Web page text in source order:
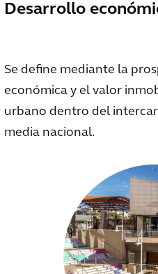
Desarrollo
Se define mediante la
económica y el valor
urbano dentro del
media nacional.